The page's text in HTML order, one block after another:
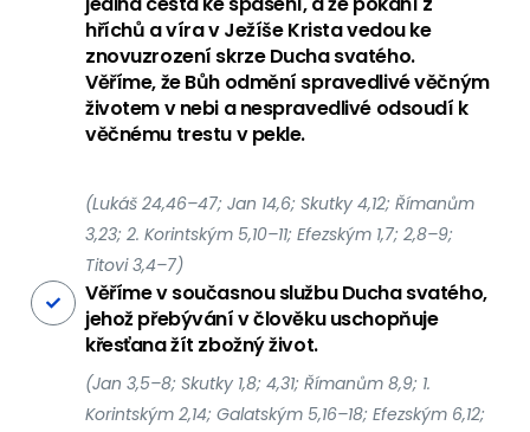
hříchů a víra v Ježíše Krista vedou ke
znovuzrození skrze Ducha svatého.
Věříme, že Bůh odmění spravedlivé věčným
životem v nebi a nespravedlivé odsoudí k
věčnému trestu v pekle.
(Lukáš 24,46–47; Jan 14,6; Skutky 4,12; Římanům
3,23; 2. Korintským 5,10–11; Efezským 1,7; 2,8–9;
Titovi 3,4–7)
Věříme v současnou službu Ducha svatého,
jehož přebývání v člověku uschopňuje
křesťana žít zbožný život.
(Jan 3,5–8; Skutky 1,8; 4,31; Římanům 8,9; 1.
Korintským 2,14; Galatským 5,16–18; Efezským 6,12;